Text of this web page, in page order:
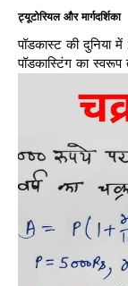
ट्यूटोरियल और मार्गदर्शिका
पॉडकास्ट की दुनिया में
पॉडकास्टिंग का